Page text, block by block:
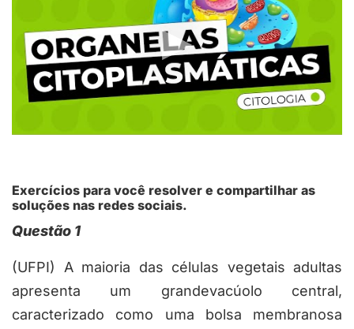
Exercícios para você resolver e compartilhar as
soluções nas redes sociais.
Questão 1
(UFPI) A maioria das células vegetais adultas
apresenta um grandevacúolo central,
caracterizado como uma bolsa membranosa